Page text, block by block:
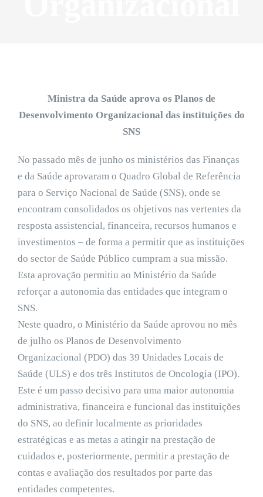
Ministra da Saúde aprova os Planos de
Desenvolvimento Organizacional das instituições do
SNS
No passado mês de junho os ministérios das Finanças
e da Saúde aprovaram o Quadro Global de Referência
para o Serviço Nacional de Saúde (SNS), onde se
encontram consolidados os objetivos nas vertentes da
resposta assistencial, financeira, recursos humanos e
investimentos – de forma a permitir que as instituições
do sector de Saúde Público cumpram a sua missão.
Esta aprovação permitiu ao Ministério da Saúde
reforçar a autonomia das entidades que integram o
SNS.
Neste quadro, o Ministério da Saúde aprovou no mês
de julho os Planos de Desenvolvimento
Organizacional (PDO) das 39 Unidades Locais de
Saúde (ULS) e dos três Institutos de Oncologia (IPO).
Este é um passo decisivo para uma maior autonomia
administrativa, financeira e funcional das instituições
do SNS, ao definir localmente as prioridades
estratégicas e as metas a atingir na prestação de
cuidados e, posteriormente, permitir a prestação de
contas e avaliação dos resultados por parte das
entidades competentes.